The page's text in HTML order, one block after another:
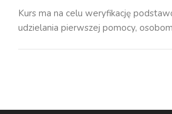
Kurs ma na celu weryfikację
udzielania pierwszej pomocy,